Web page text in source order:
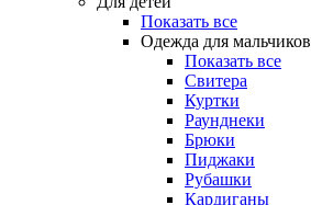
Показать все
Одежда для мальчиков
Показать все
Свитера
Куртки
Раунднеки
Брюки
Пиджаки
Рубашки
Кардиганы